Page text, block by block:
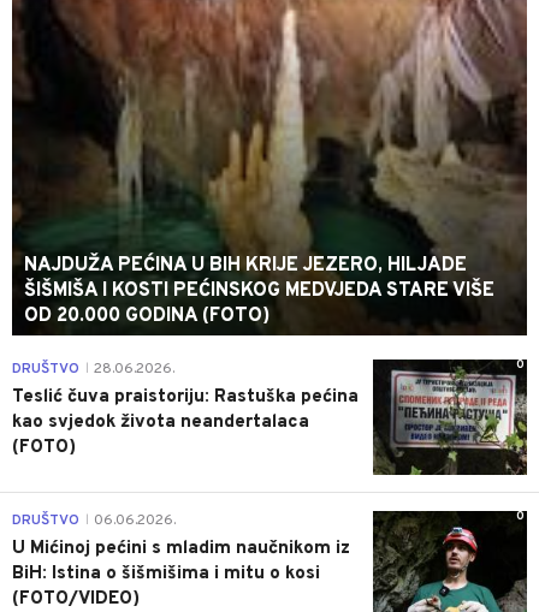
NAJDUŽA PEĆINA U BIH KRIJE JEZERO, HILJADE
ŠIŠMIŠA I KOSTI PEĆINSKOG MEDVJEDA STARE VIŠE
OD 20.000 GODINA (FOTO)
0
DRUŠTVO 28.06.2026.
Teslić čuva praistoriju: Rastuška pećina
kao svjedok života neandertalaca
(FOTO)
0
DRUŠTVO 06.06.2026.
U Mićinoj pećini s mladim naučnikom iz
BiH: Istina o šišmišima i mitu o kosi
(FOTO/VIDEO)